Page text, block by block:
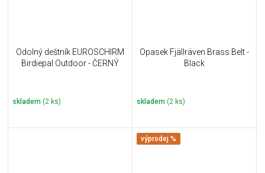
Odolný deštník EUROSCHIRM
Birdiepal Outdoor - ČERNÝ
skladem (2 ks)
Opasek Fjällräven Brass Belt -
Black
skladem (2 ks)
výprodej %